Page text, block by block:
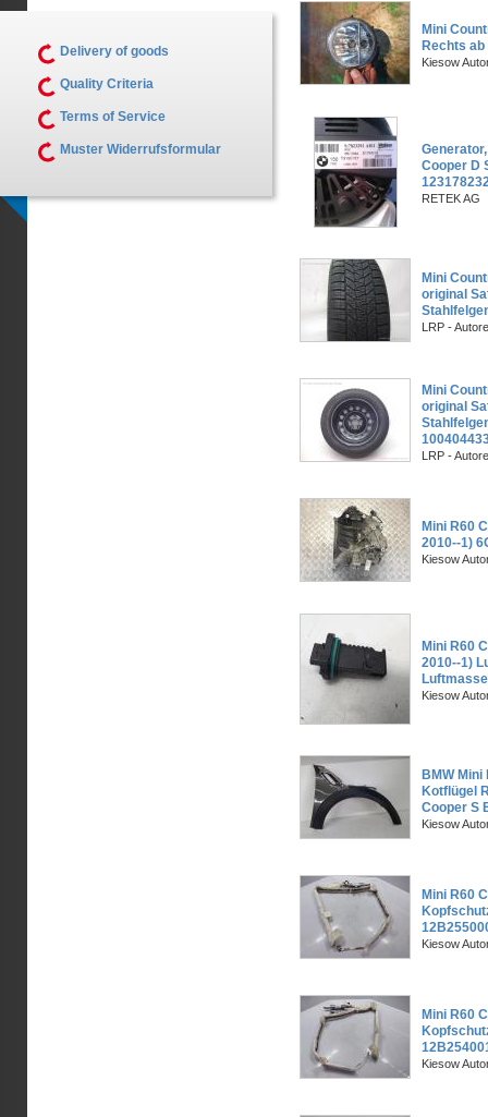
Mini
Rechts ab
Kiesow
Cooper D
RETEK AG
Mini
original
LRP -
Mini
original
LRP -
Mini R60
2010--1)
Kiesow
Mini R60
2010--1)
Kiesow
BMW
Kotflügel
Cooper S
Kiesow
Mini R60
Kiesow
Mini R60
Kiesow
Delivery of goods
Quality Criteria
Terms of Service
Muster Widerrufsformular